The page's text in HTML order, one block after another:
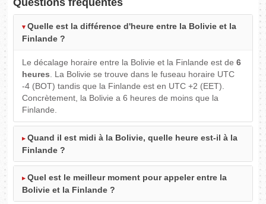
Questions fréquentes
Quelle est la différence d'heure entre la Bolivie et la
Finlande ?
Le décalage horaire entre la Bolivie et la Finlande est de6
heures. La Bolivie se trouve dans le fuseau horaire UTC
-4 (BOT) tandis que la Finlande est en UTC +2 (EET).
Concrètement, la Bolivie a 6 heures de moins que la
Finlande.
Quand il est midi à la Bolivie, quelle heure est-il à la
Finlande ?
Quel est le meilleur moment pour appeler entre la
Bolivie et la Finlande ?